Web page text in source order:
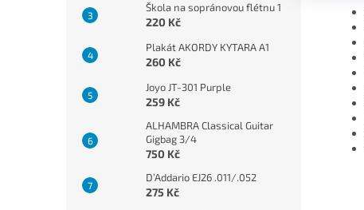
Škola na sopránovou flétnu 1
220 Kč
Plakát AKORDY KYTARA A1
260 Kč
Joyo JT-301 Purple
259 Kč
ALHAMBRA Classical Guitar
Gigbag 3/4
750 Kč
D’Addario EJ26 .011/.052
275 Kč